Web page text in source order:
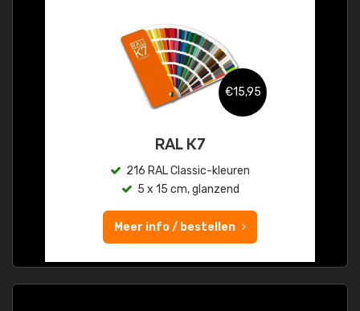
€15,95
RAL K7
216 RAL Classic-kleuren
5 x 15 cm, glanzend
Meer info / bestellen